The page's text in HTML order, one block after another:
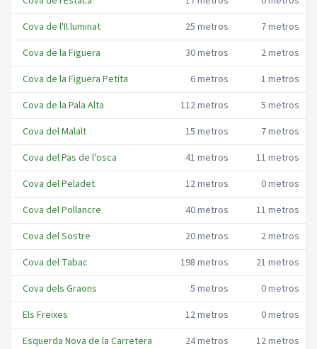
Cova de l'Il.luminat
25 metros 7metros
Cova de la Figuera
30metros 2metros
Cova de la Figuera Petita
6metros 1 metros
Cova de la Pala Alta
112metros 5 metros
Cova del Malalt
15 metros 7metros
Cova del Pas de l'osca
41 metros 11 metros
Cova del Peladet
12metros 0metros
Cova del Pollancre
40metros 11 metros
Cova del Sostre
20metros 2metros
Cova del Tabac
198 metros 21 metros
Cova dels Graons
5 metros 0metros
Els Freixes
12metros 0metros
Esquerda Nova de la Carretera
24metros 12metros